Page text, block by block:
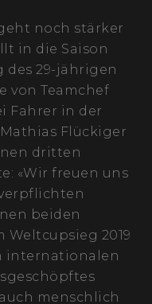
noch stärker
in die Saison
des 29-jährigen
von Teamchef
Fahrer in der
Flückiger
dritten
«Wir freuen uns
beiden
2019
internationalen
menschlich